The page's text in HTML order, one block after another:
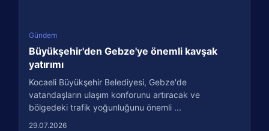
Gündem
Büyükşehir'den Gebze'ye önemli kavşak
yatırımı
Kocaeli Büyükşehir Belediyesi, Gebze'de
vatandaşların ulaşım konforunu artıracak ve
bölgedeki trafik yoğunluğunu önemli ...
29.07.2026